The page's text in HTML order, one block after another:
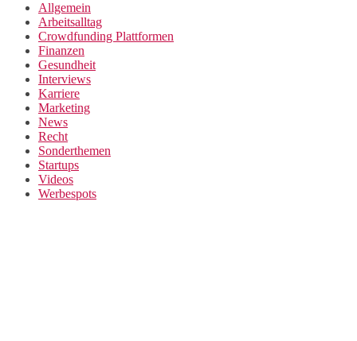
Allgemein
Arbeitsalltag
Crowdfunding Plattformen
Finanzen
Gesundheit
Interviews
Karriere
Marketing
News
Recht
Sonderthemen
Startups
Videos
Werbespots